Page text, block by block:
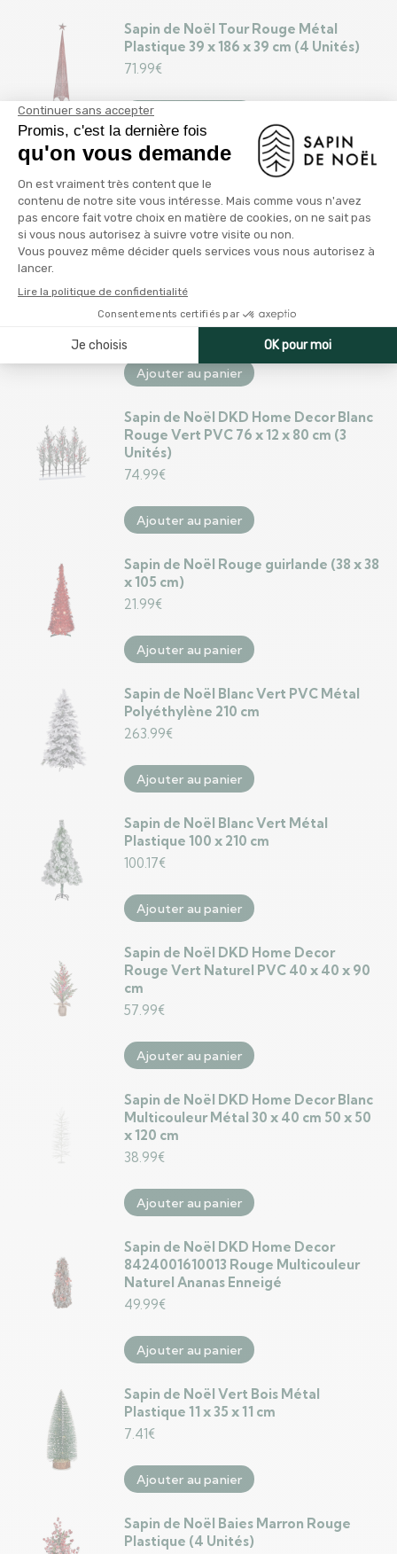
Sapin de Noël Tour Rouge Métal
Plastique 39 x 186 x 39 cm (4 Unités)
71.99€
Ajouter au panier
Sapin de Noël Tour Doré Métal
Plastique (Ø 28 x 127 cm)
13.99€
Ajouter au panier
Sapin de Noël Tour Argenté Métal
Plastique (Ø 34 x 154 cm)
Ajouter au panier
Sapin de Noël DKD Home Decor Blanc
Rouge Vert PVC 76 x 12 x 80 cm (3
Unités)
74.99€
Ajouter au panier
Sapin de Noël Rouge guirlande (38 x 38
x 105 cm)
21.99€
Ajouter au panier
Sapin de Noël Blanc Vert PVC Métal
Polyéthylène 210 cm
263.99€
Ajouter au panier
Sapin de Noël Blanc Vert Métal
Plastique 100 x 210 cm
100.17€
Ajouter au panier
Sapin de Noël DKD Home Decor
Rouge Vert Naturel PVC 40 x 40 x 90
cm
57.99€
Ajouter au panier
Sapin de Noël DKD Home Decor Blanc
Multicouleur Métal 30 x 40 cm 50 x 50
x 120 cm
38.99€
Ajouter au panier
Sapin de Noël DKD Home Decor
8424001610013 Rouge Multicouleur
Naturel Ananas Enneigé
49.99€
Ajouter au panier
Sapin de Noël Vert Bois Métal
Plastique 11 x 35 x 11 cm
7.41€
Ajouter au panier
Sapin de Noël Baies Marron Rouge
Plastique (4 Unités)